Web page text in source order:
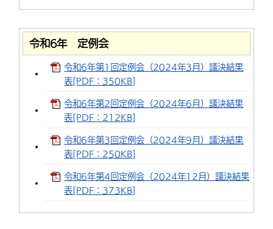
令和6年 定例会
令和6年第1回定例会（2024年3月）議決結果
表[PDF：350KB]
令和6年第2回定例会（2024年6月）議決結果
表[PDF：212KB]
令和6年第3回定例会（2024年9月）議決結果
表[PDF：250KB]
令和6年第4回定例会（2024年12月）議決結果
表[PDF：373KB]